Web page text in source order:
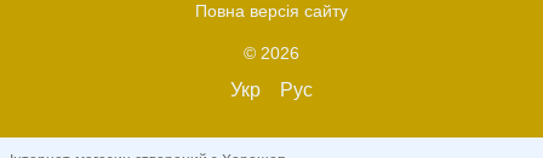
Повна версія сайту
© 2026
Укр Рус